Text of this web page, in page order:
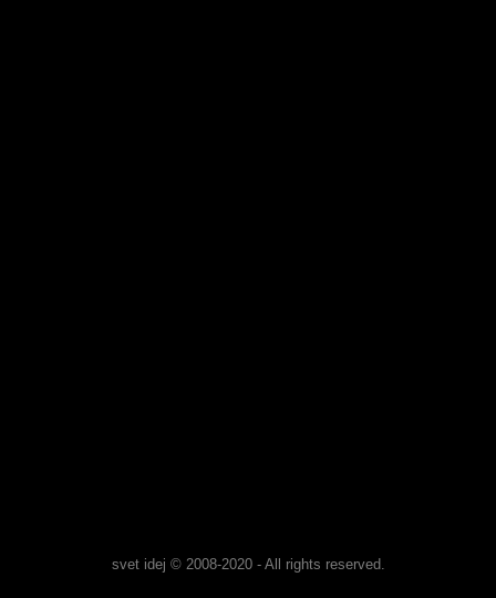
svet idej © 2008-2020 - All rights reserved.